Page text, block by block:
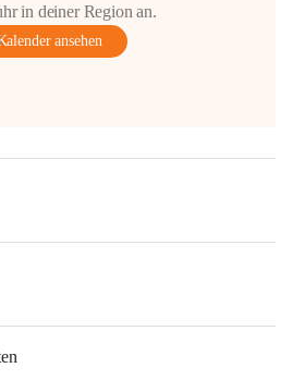
in deiner Region an.
ansehen